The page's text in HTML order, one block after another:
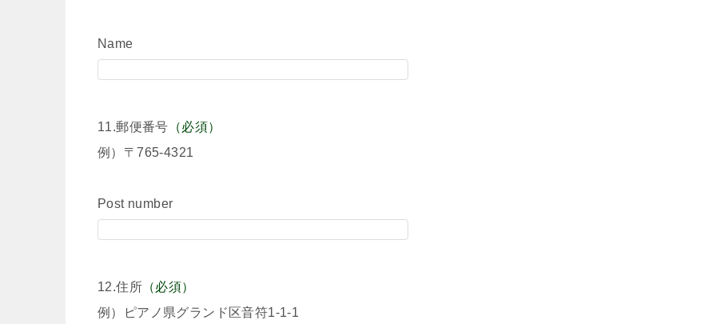
Name
11.郵便番号 （必須）
例）〒765-4321
Post number
12.住所 （必須）
例）ピアノ県グランド区音符1-1-1